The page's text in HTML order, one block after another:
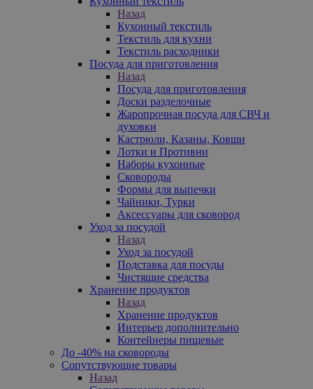
Назад
Кухонный текстиль
Текстиль для кухни
Текстиль расходники
Посуда для приготовления
Назад
Посуда для приготовления
Доски разделочные
Жаропрочная посуда для СВЧ и
духовки
Кастрюли, Казаны, Ковши
Лотки и Противни
Наборы кухонные
Сковороды
Формы для выпечки
Чайники, Турки
Аксессуары для сковород
Уход за посудой
Назад
Уход за посудой
Подставка для посуды
Чистящие средства
Хранение продуктов
Назад
Хранение продуктов
Интерьер дополнительно
Контейнеры пищевые
До -40% на сковороды
Сопутствующие товары
Назад